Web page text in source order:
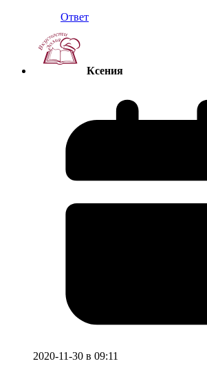
Ответ
Ксения
2020-11-30 в 09:11